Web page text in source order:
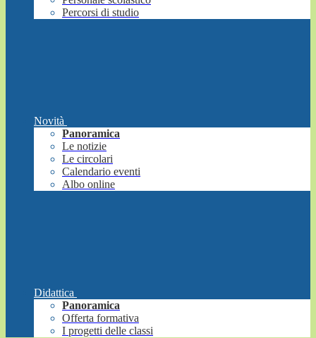
Percorsi di studio
Novità
Panoramica
Le notizie
Le circolari
Calendario eventi
Albo online
Didattica
Panoramica
Offerta formativa
I progetti delle classi